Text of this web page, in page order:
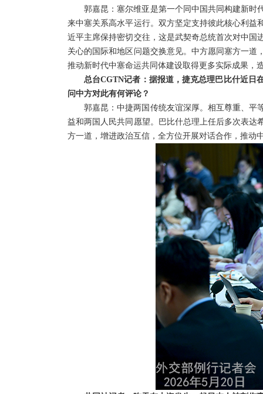
郭嘉昆：塞尔维亚是第一个同中国共同构建新时
来中塞关系高水平运行。双方坚定支持彼此核心利
近平主席保持密切交往，这是武契奇总统首次对中
关心的国际和地区问题交换意见。中方愿同塞方一
推动新时代中塞命运共同体建设取得更多实际成果，
总台CGTN记者：据报道，捷克总理巴比什近日
问中方对此有何评论？
郭嘉昆：中捷两国传统友谊深厚。相互尊重、平
益和两国人民共同愿望。巴比什总理上任后多次表
方一道，增进政治互信，全方位开展对话合作，推动